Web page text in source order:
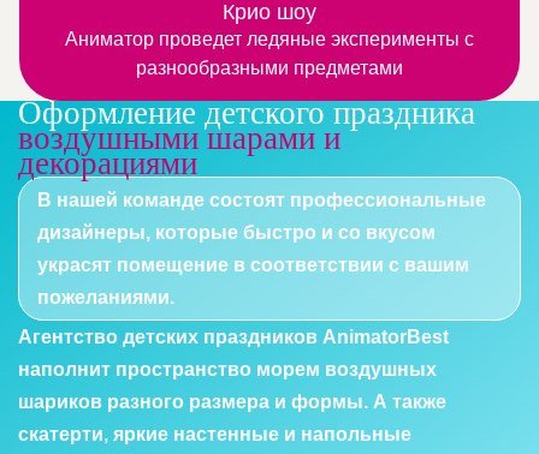
узнавать, что-то новое и интересное
Это веселые номера с участием четвероногих или
пернатых артистов
Крио шоу
Аниматор проведет ледяные эксперименты с
разнообразными предметами
Оформление детского праздника
воздушными шарами и
декорациями
В нашей команде состоят профессиональные
дизайнеры, которые быстро и со вкусом
украсят помещение в соответствии с вашим
пожеланиями.
Агентство детских праздников AnimatorBest
наполнит пространство морем воздушных
шариков разного размера и формы. А также
скатерти, яркие настенные и напольные